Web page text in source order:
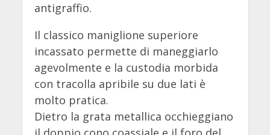
antigraffio.
Il classico maniglione superiore
incassato permette di maneggiarlo
agevolmente e la custodia morbida
con tracolla apribile su due lati è
molto pratica.
Dietro la grata metallica occhieggiano